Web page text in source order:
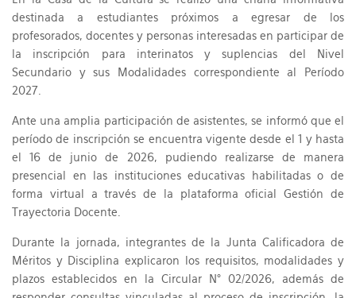
destinada a estudiantes próximos a egresar de los
profesorados, docentes y personas interesadas en participar de
la inscripción para interinatos y suplencias del Nivel
Secundario y sus Modalidades correspondiente al Período
2027.
Ante una amplia participación de asistentes, se informó que el
período de inscripción se encuentra vigente desde el 1 y hasta
el 16 de junio de 2026, pudiendo realizarse de manera
presencial en las instituciones educativas habilitadas o de
forma virtual a través de la plataforma oficial Gestión de
Trayectoria Docente.
Durante la jornada, integrantes de la Junta Calificadora de
Méritos y Disciplina explicaron los requisitos, modalidades y
plazos establecidos en la Circular N° 02/2026, además de